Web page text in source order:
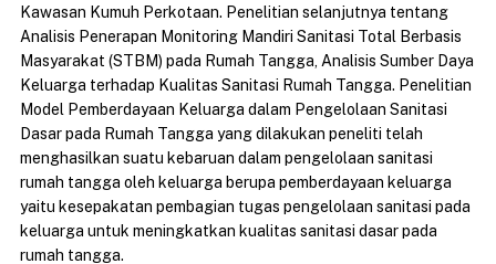
Kawasan Kumuh Perkotaan. Penelitian selanjutnya tentang
Analisis Penerapan Monitoring Mandiri Sanitasi Total Berbasis
Masyarakat (STBM) pada Rumah Tangga, Analisis Sumber Daya
Keluarga terhadap Kualitas Sanitasi Rumah Tangga. Penelitian
Model Pemberdayaan Keluarga dalam Pengelolaan Sanitasi
Dasar pada Rumah Tangga yang dilakukan peneliti telah
menghasilkan suatu kebaruan dalam pengelolaan sanitasi
rumah tangga oleh keluarga berupa pemberdayaan keluarga
yaitu kesepakatan pembagian tugas pengelolaan sanitasi pada
keluarga untuk meningkatkan kualitas sanitasi dasar pada
rumah tangga.